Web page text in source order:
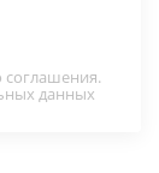
соглашения.
данных